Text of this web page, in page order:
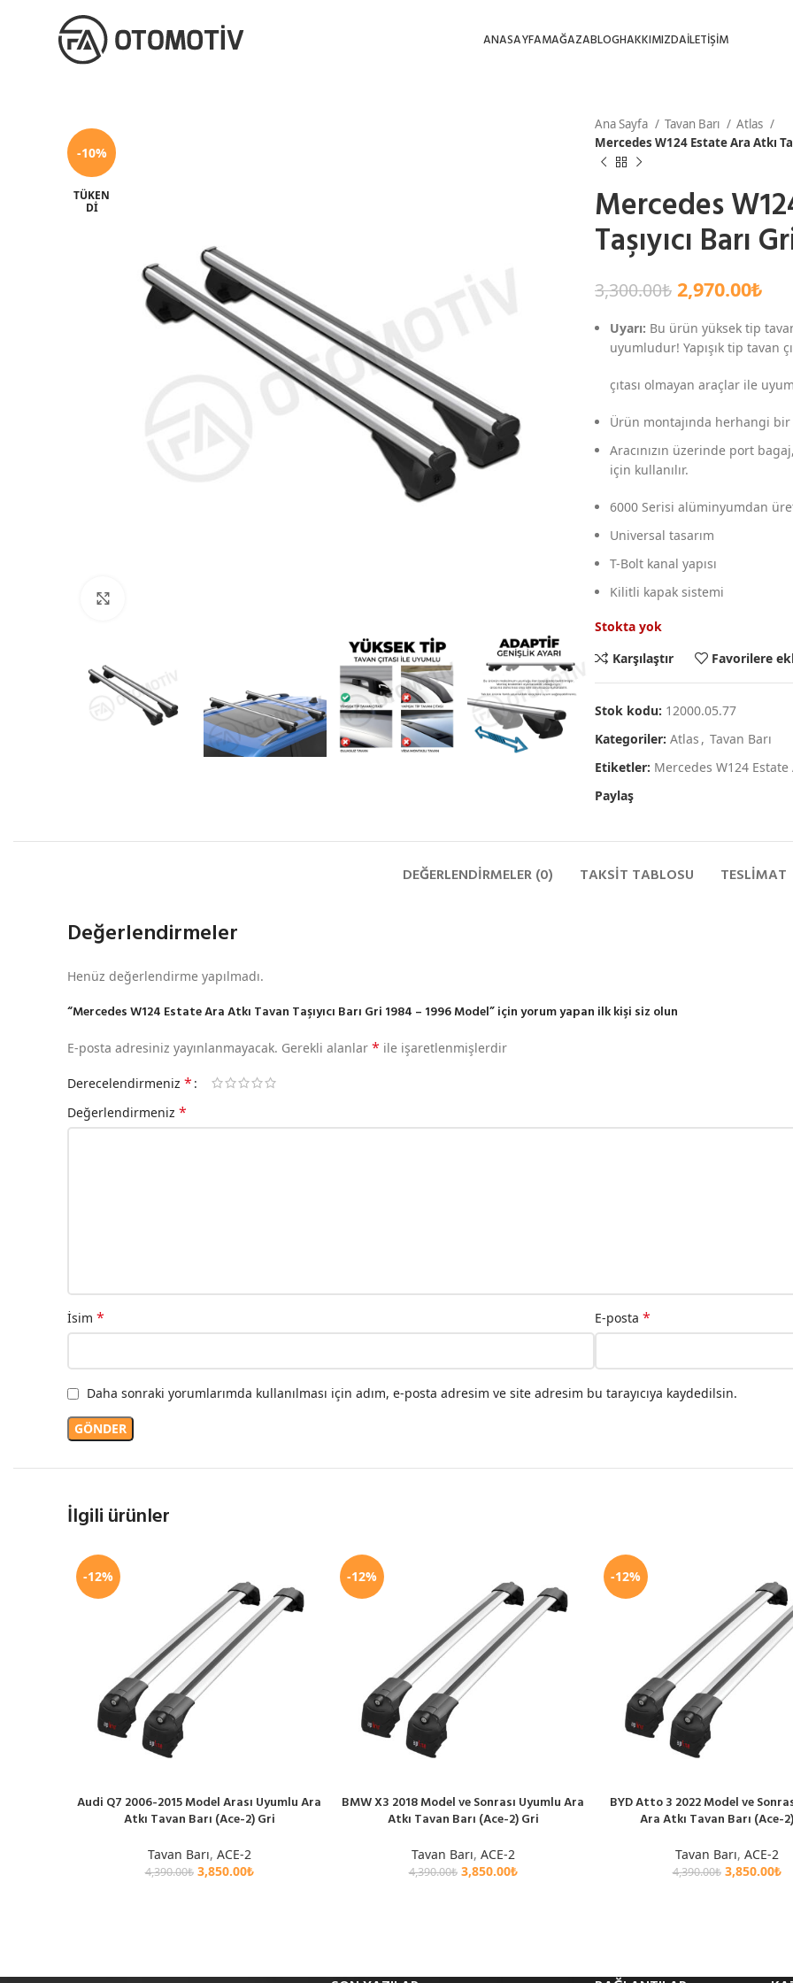
ANASAYFAMAĞAZABLOGHAKKIMIZDAİLETİŞİM
-10%
TÜKEN
DI
Ana Sayfa Tavan Barı
Atlas
Mercedes W124 Estate Ara Atkı
Mercedes
Taşıyıcı Barı
3,300.00₺ 2,970.00₺
Uyarı: Bu ürün yüksek tip
uyumludur! Yapışık tip tavan
çıtası olmayan araçlar ile
Ürün montajında herhangi
Aracınızın üzerinde port
için kullanılır.
6000 Serisi alüminyumdan
Universal tasarım
T-Bolt kanal yapısı
Kilitli kapak sistemi
Stokta yok
Karşılaştır
Favorilere
Stok kodu: 12000.05.77
Kategoriler: Atlas , Tavan Barı
Etiketler: Mercedes W124 Estate
Paylaş
DEĞERLENDIRMELER (0) TAKSIT TABLOSU TESLIMAT
Değerlendirmeler
Henüz değerlendirme yapılmadı.
“Mercedes W124 Estate Ara Atkı Tavan Taşıyıcı Barı Gri 1984 – 1996 Model” için yorum yapan ilk kişi siz olun
E-posta adresiniz yayınlanmayacak. Gerekli alanlar * ile işaretlenmişlerdir
Derecelendirmeniz *
Değerlendirmeniz *
İsim * E-posta *
Daha sonraki yorumlarımda kullanılması için adım, e-posta adresim ve site adresim bu tarayıcıya kaydedilsin.
İlgili ürünler
-12%
SEPETE EKLE
Audi Q7 2006-2015 Model Arası Uyumlu Ara
Atkı Tavan Barı (Ace-2) Gri
Tavan Barı, ACE-2
4,390.00₺ 3,850.00₺
-12%
SEPETE EKLE
BMW X3 2018 Model ve Sonrası Uyumlu Ara
Atkı Tavan Barı (Ace-2) Gri
Tavan Barı, ACE-2
4,390.00₺ 3,850.00₺
-12%
SEPETE EKLE
BYD Atto 3 2022 Model ve
Ara Atkı Tavan Barı (Ace-
Tavan Barı, ACE-2
4,390.00₺ 3,850.00₺